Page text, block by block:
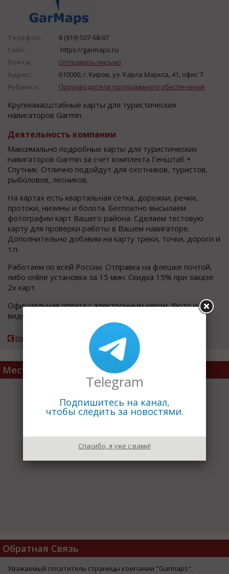
Телефон:
8 (919) 507-68-07
Сайт:
https://garmaps.ru
Почта:
Отправить письмо
Адрес:
610000, г. Киров, ул. Карла Маркса, 41, офис 7
Рубрика:
Производители программного обеспечения
Крупномасштабные карты для туристических
навигаторов Garmin.
Деятельность компании
Максимально подробные карты для туристических
навигаторов Garmin за счет комплекта Генштаб +
Спутник. Отлично подойдут для охотников, туристов,
рыболовов, лесников.
На картах есть квартальная сетка, дорожки, речки,
протоки, низины и болота. Бесплатно высылаем
фотографии карт Вашего района. Сделаем тестовую
карту для проверки работы в Вашем навигаторе.
Дополнительно добавим на карту треки, точки, дороги и
т.п.
Работаем по всей России. Отправка на флешке почтой,
либо online установка за 15 мин. Скидка 15% при заказе
2х карт.
Официальная оплата с электронным чеком. Фото и
видео отзывы смотрите на нашем сайте.
Вернуться к каталогу
Место расположения
Обратная Связь
Уважаемый посетитель страницы компании "Garmaps",
Telegram
Подпишитесь на канал,
чтобы следить за новостями.
Спасибо, я уже с вами!